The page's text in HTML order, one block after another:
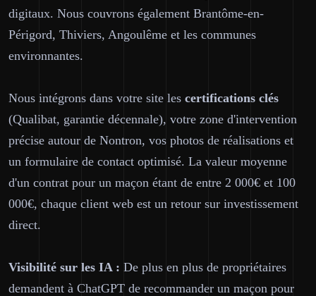
digitaux. Nous couvrons également Brantôme-en-
Périgord, Thiviers, Angoulême et les communes
environnantes.
Nous intégrons dans votre site les certifications clés
(Qualibat, garantie décennale), votre zone d'intervention
précise autour de Nontron, vos photos de réalisations et
un formulaire de contact optimisé. La valeur moyenne
d'un contrat pour un maçon étant de entre 2 000€ et 100
000€, chaque client web est un retour sur investissement
direct.
Visibilité sur les IA : De plus en plus de propriétaires
demandent à ChatGPT de recommander un maçon pour